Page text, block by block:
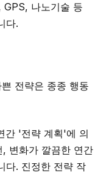
GPS, 나노기술 등
다.
전략은 종종 행동
간 '전략 계획'에 의
변화가 깔끔한 연간
다. 진정한 전략 작